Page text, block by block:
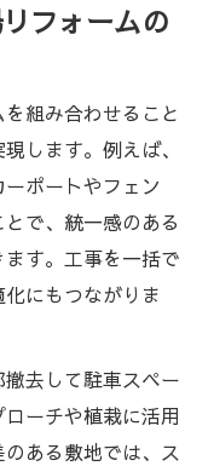
フォームの
組み合わせること
します。例えば、
ポートやフェン
で、統一感のある
す。工事を一括で
にもつながりま
去して駐車スペー
ーチや植栽に活用
ある敷地では、ス